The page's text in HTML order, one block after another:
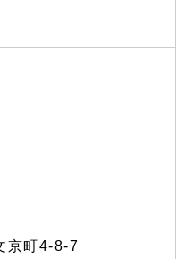
京町4-8-7